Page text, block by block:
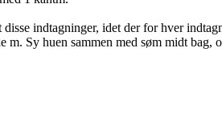
indtagninger, idet der for hver
Sy huen sammen med søm midt bag,